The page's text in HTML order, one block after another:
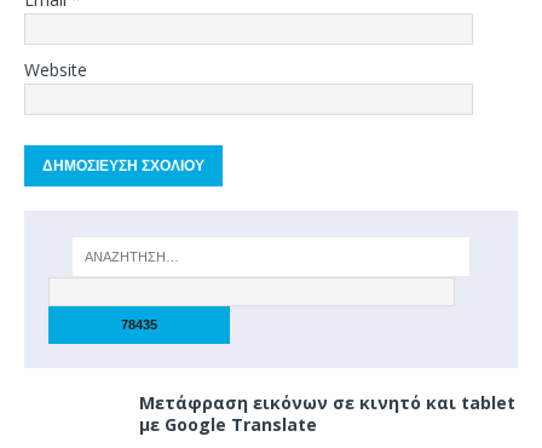
Website
Μετάφραση εικόνων σε κινητό και tablet
με Google Translate